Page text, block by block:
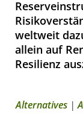
weltweit
allein auf
Resilienz
Alternatives|